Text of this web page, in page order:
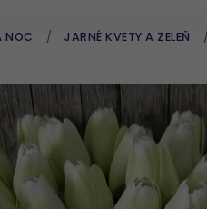
NOC / JARNÉ KVETY A ZELEŇ /